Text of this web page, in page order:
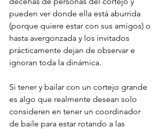
pueden ver donde ella está aburrida
(porque quiere estar con sus amigos) o
hasta avergonzada y los invitados
prácticamente dejan de observar e
ignoran toda la dinámica.
Si tener y bailar con un cortejo grande
es algo que realmente desean solo
consideren en tener un coordinador
de baile para estar rotando a las